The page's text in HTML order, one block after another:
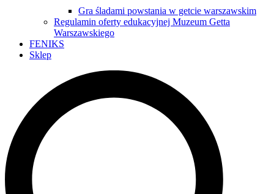
Gra śladami powstania w getcie warszawskim
Regulamin oferty edukacyjnej Muzeum Getta
Warszawskiego
FENIKS
Sklep